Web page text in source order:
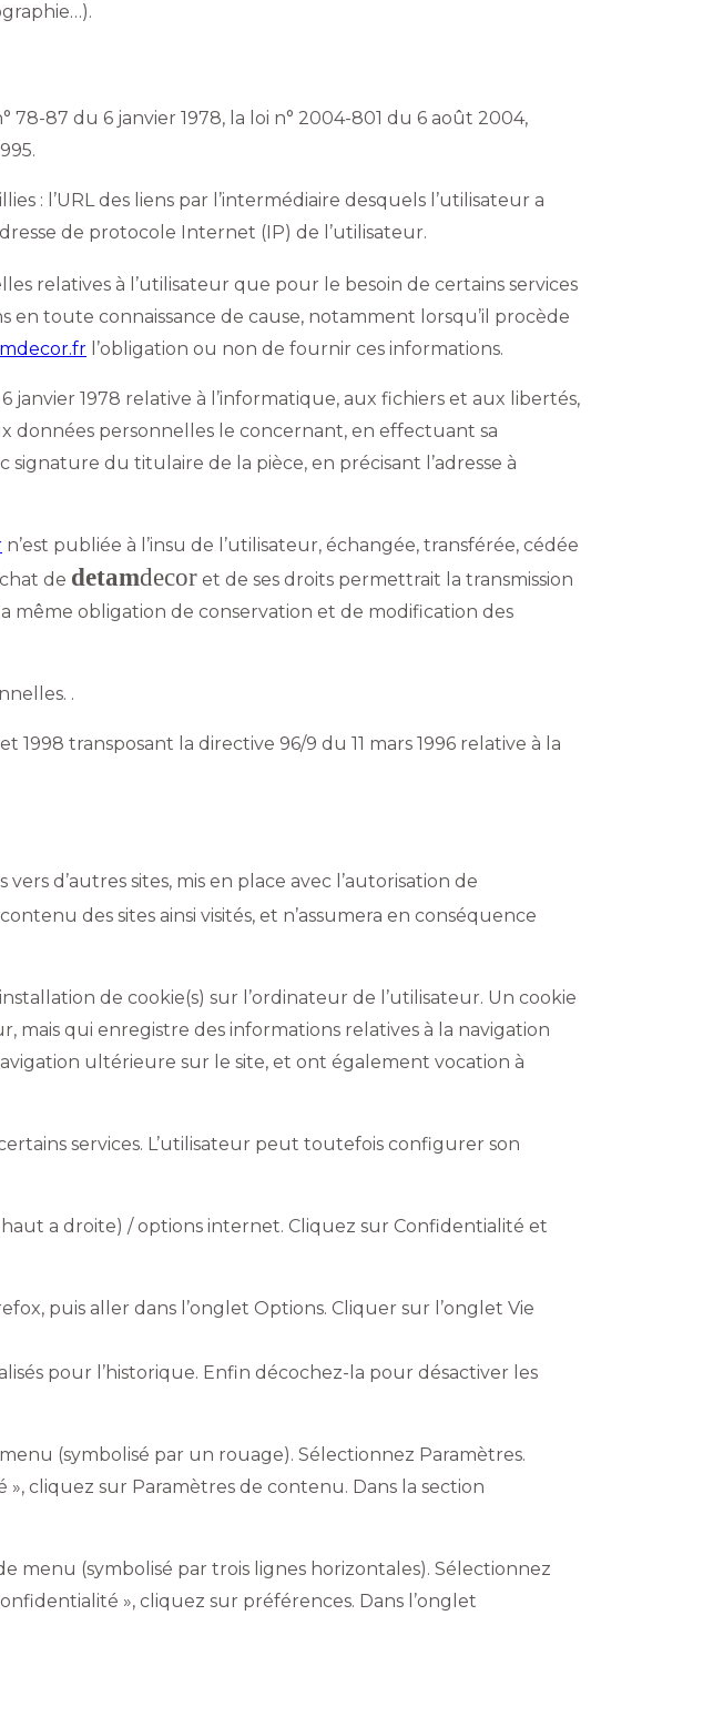
87 du 6 janvier 1978, la loi n° 2004-801 du 6 août 2004,
: l’URL des liens par l’intermédiaire desquels l’utilisateur a
de protocole Internet (IP) de l’utilisateur.
relatives à l’utilisateur que pour le besoin de certains services
en toute connaissance de cause, notamment lorsqu’il procède
l’obligation ou non de fournir ces informations.
1978 relative à l’informatique, aux fichiers et aux libertés,
données personnelles le concernant, en effectuant sa
du titulaire de la pièce, en précisant l’adresse à
n’est publiée à l’insu de l’utilisateur, échangée, transférée, cédée
de detamdecor et de ses droits permettrait la transmission
même obligation de conservation et de modification des
.
transposant la directive 96/9 du 11 mars 1996 relative à la
d’autres sites, mis en place avec l’autorisation de
des sites ainsi visités, et n’assumera en conséquence
de cookie(s) sur l’ordinateur de l’utilisateur. Un cookie
mais qui enregistre des informations relatives à la navigation
ultérieure sur le site, et ont également vocation à
services. L’utilisateur peut toutefois configurer son
a droite) / options internet. Cliquez sur Confidentialité et
puis aller dans l’onglet Options. Cliquer sur l’onglet Vie
pour l’historique. Enfin décochez-la pour désactiver les
(symbolisé par un rouage). Sélectionnez Paramètres.
cliquez sur Paramètres de contenu. Dans la section
menu (symbolisé par trois lignes horizontales). Sélectionnez
», cliquez sur préférences. Dans l’onglet